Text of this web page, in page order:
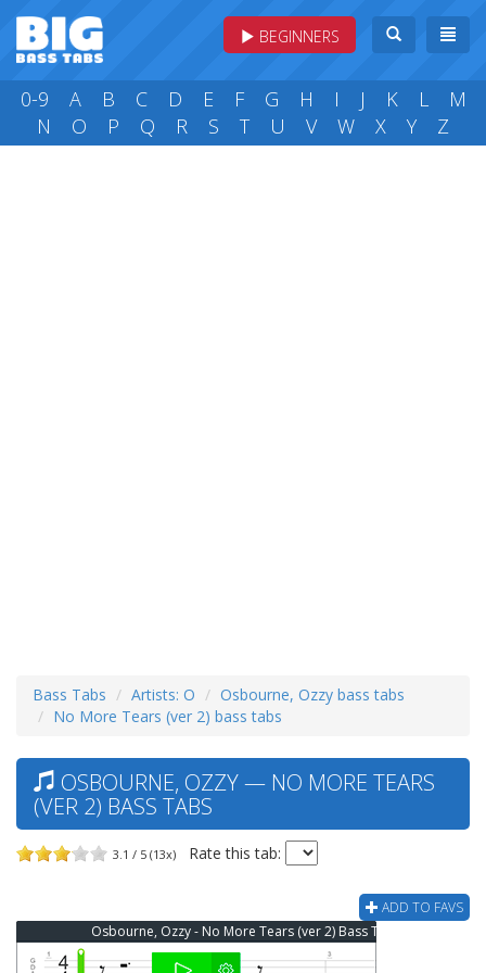
BEGINNERS
0-9 A B C D E F G H I J K L
M
N
O P Q R S T U V W X Y Z
Bass Tabs Artists: O
Osbourne, Ozzy bass tabs
No More Tears (ver 2) bass tabs
OSBOURNE, OZZY — NO MORE TEARS
(VER 2) BASS TABS
3.1 / 5 (13x) Rate this tab:
ADD TO FAVS
Osbourne, Ozzy - No More Tears (ver 2) Bass Tab